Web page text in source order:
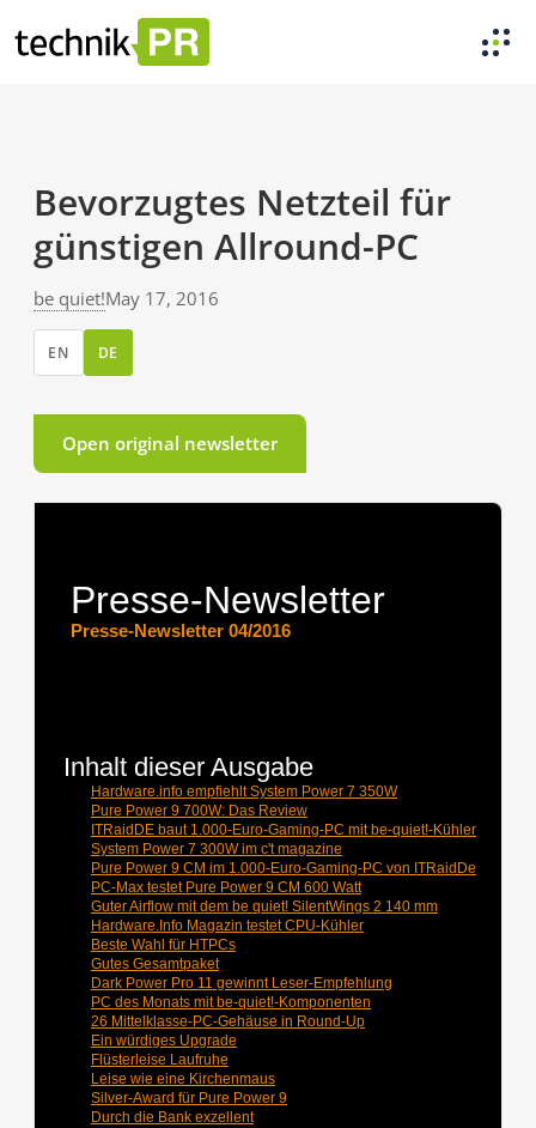
Bevorzugtes Netzteil für
günstigen Allround-PC
be quiet!May 17, 2016
EN DE
Open original newsletter